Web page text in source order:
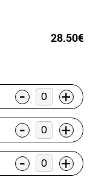
28.50€
- +
- +
- +